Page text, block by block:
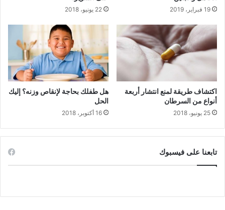
19 فبراير، 2019 22 يونيو، 2018
اكتشاف طريقة لمنع انتشار أربعة
أنواع من السرطان
25 يونيو، 2018
هل طفلك بحاجة لإنقاص وزنه؟ إليك
الحل
16 أكتوبر، 2018
تابعنا على فيسبوك